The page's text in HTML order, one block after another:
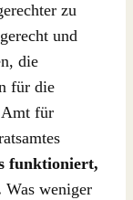
zu
und
die
für die
Amt für
funktioniert,
Was weniger